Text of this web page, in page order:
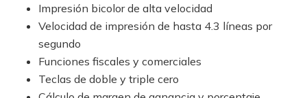
Impresión bicolor de alta velocidad
Velocidad de impresión de hasta 4.3 líneas por
segundo
Funciones fiscales y comerciales
Teclas de doble y triple cero